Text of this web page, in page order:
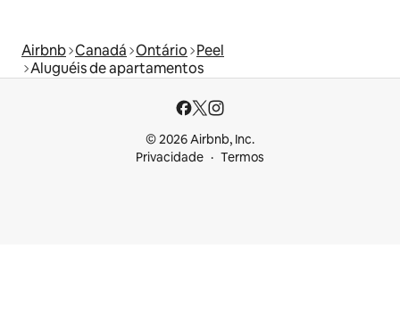
Airbnb Canadá Ontário Peel
Aluguéis de apartamentos
© 2026 Airbnb, Inc.
Privacidade
Termos